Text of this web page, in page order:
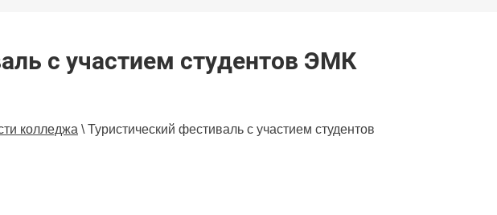
с участием студентов ЭМК
колледжа \ Туристический фестиваль с участием студентов